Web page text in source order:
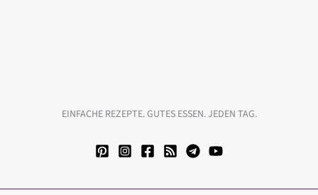
EINFACHE REZEPTE. GUTES ESSEN. JEDEN TAG.